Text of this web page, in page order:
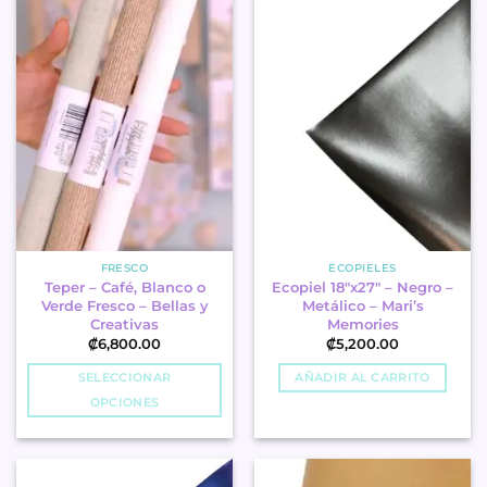
has
multiple
variants.
The
options
may
be
chosen
on
the
product
page
multiple
variants.
The
options
may
be
chosen
on
the
product
FRESCO
Teper – Café, Blanco o
Verde Fresco – Bellas y
Creativas
₡6,800.00
SELECCIONAR
OPCIONES
ECOPIELES
Ecopiel 18″x27″ – Negro –
Metálico – Mari’s
Memories
₡5,200.00
AÑADIR AL CARRITO